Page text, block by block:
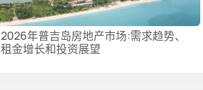
2026年普吉岛房地产市场:需求趋势、
租金增长和投资展望